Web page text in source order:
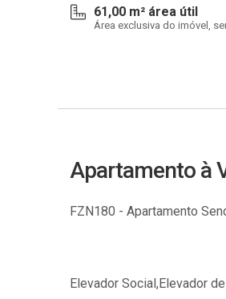
61,00 m² área útil
Área exclusiva do imóvel,
Apartamento à
FZN180 - Apartamento
Elevador Social,Elevador